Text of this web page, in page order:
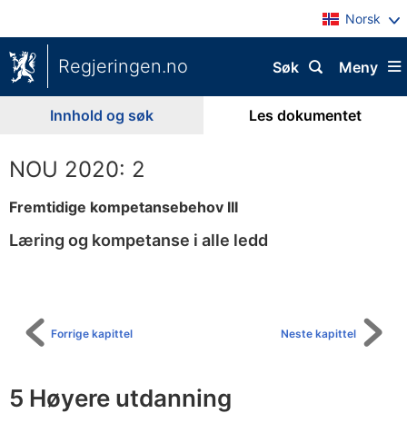
Norsk
Regjeringen.no Meny
Søk
Innhold og søk Les dokumentet
NOU 2020: 2
Fremtidige kompetansebehov III
Læring og kompetanse i alle ledd
Neste kapittel
Forrige kapittel
5 Høyere utdanning